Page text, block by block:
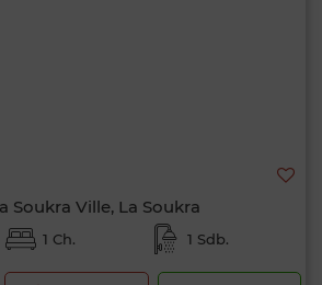
Soukra Ville, La Soukra
1 Ch. 1 Sdb.